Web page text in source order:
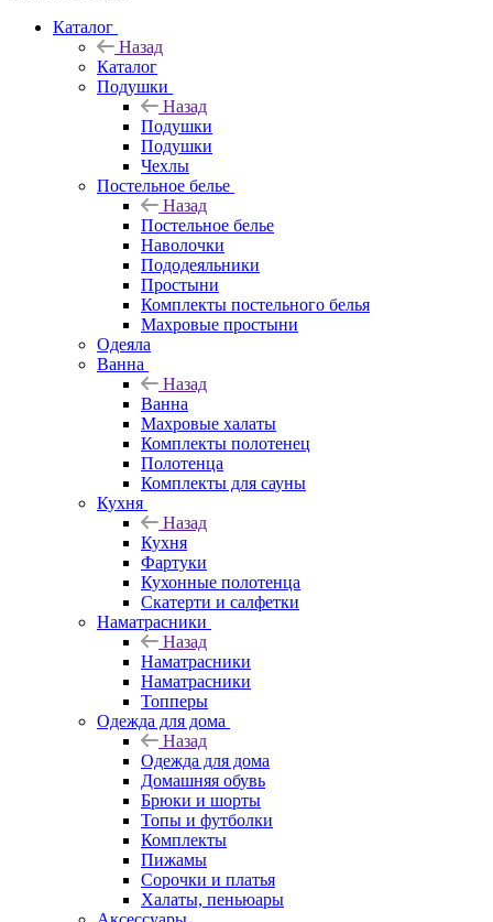
Каталог
Назад
Каталог
Подушки
Назад
Подушки
Подушки
Чехлы
Постельное белье
Назад
Постельное белье
Наволочки
Пододеяльники
Простыни
Комплекты постельного белья
Махровые простыни
Одеяла
Ванна
Назад
Ванна
Махровые халаты
Комплекты полотенец
Полотенца
Комплекты для сауны
Кухня
Назад
Кухня
Фартуки
Кухонные полотенца
Скатерти и салфетки
Наматрасники
Назад
Наматрасники
Наматрасники
Топперы
Одежда для дома
Назад
Одежда для дома
Домашняя обувь
Брюки и шорты
Топы и футболки
Комплекты
Пижамы
Сорочки и платья
Халаты, пеньюары